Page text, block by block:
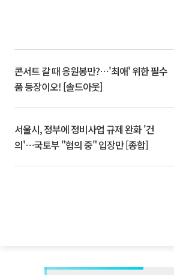
콘서트 갈 때 응원봉만?⋯'최애' 위한 필수
품 등장이오! [솔드아웃]
서울시, 정부에 정비사업 규제 완화 '건
의'⋯국토부 "협의 중" 입장만 [종합]